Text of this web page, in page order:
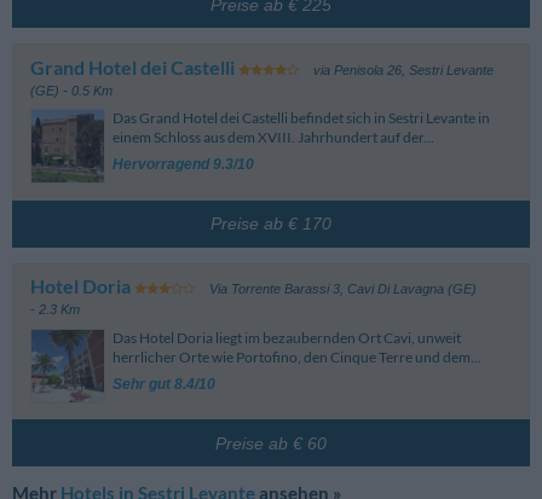
Preise ab € 225
Grand Hotel dei Castelli via Penisola 26, Sestri Levante
(GE) - 0.5 Km
Das Grand Hotel dei Castelli befindet sich in Sestri Levante in
einem Schloss aus dem XVIII. Jahrhundert auf der...
Hervorragend 9.3/10
Preise ab € 170
Hotel Doria Via Torrente Barassi 3, Cavi Di Lavagna (GE)
- 2.3 Km
Das Hotel Doria liegt im bezaubernden Ort Cavi, unweit
herrlicher Orte wie Portofino, den Cinque Terre und dem...
Sehr gut 8.4/10
Preise ab € 60
Mehr Hotels in Sestri Levante ansehen »